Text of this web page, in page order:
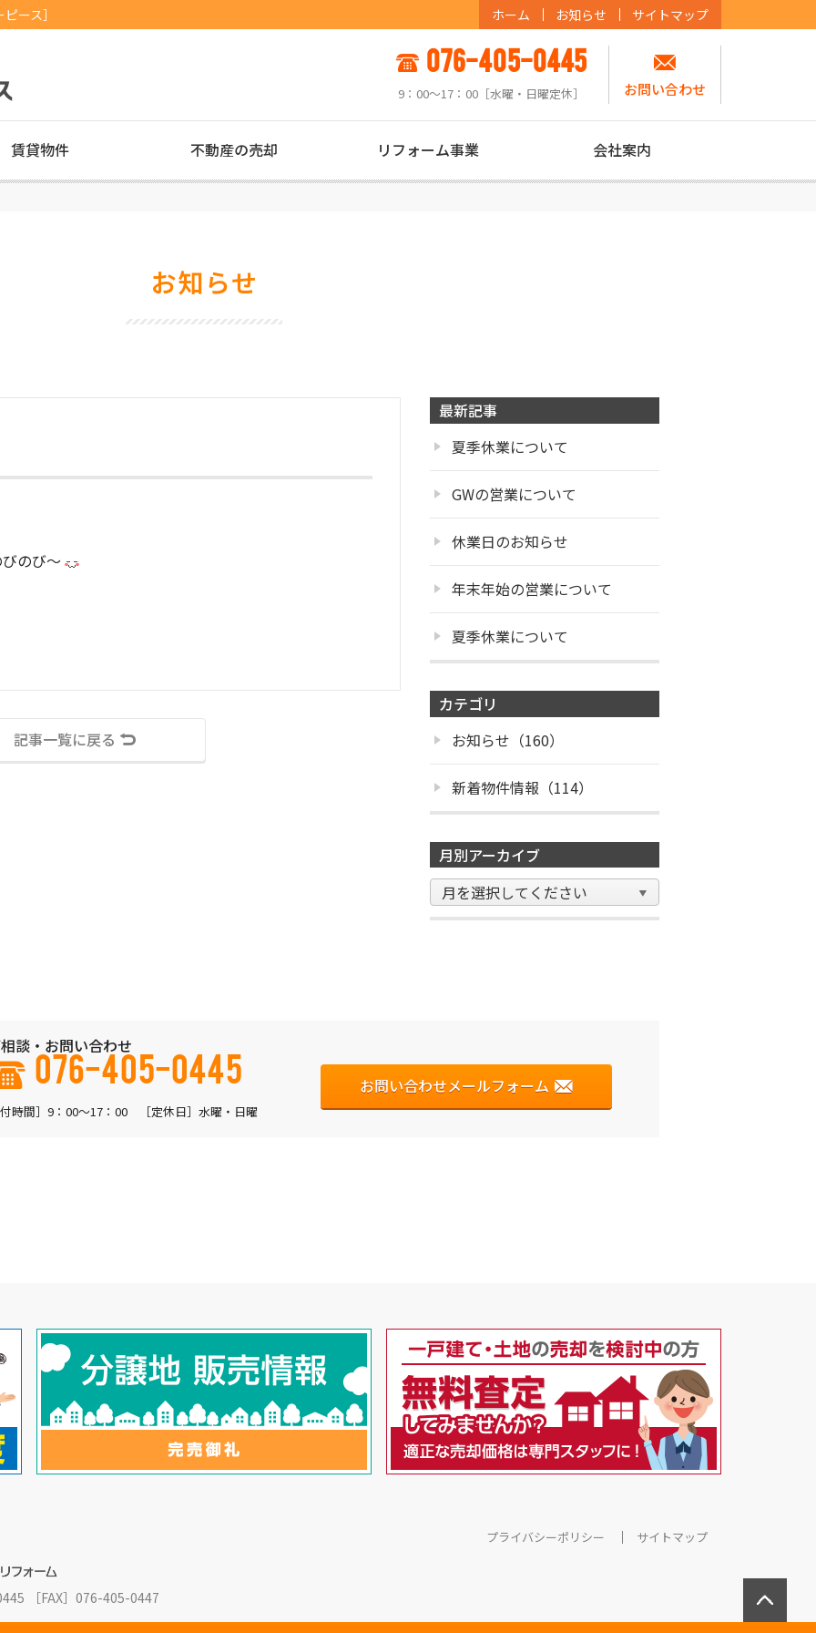
ース］ ホーム お知らせ サイトマップ
076-405-0445
9：00〜17：00［水曜・日曜定休］ お問い合わせ
賃貸物件 不動産の売却 リフォーム事業 会社案内
お知らせ
のび～
記事一覧に戻る
最新記事
夏季休業について
GWの営業について
休業日のお知らせ
年末年始の営業について
夏季休業について
カテゴリ
お知らせ（160）
新着物件情報（114）
月別アーカイブ
談・お問い合わせ
076-405-0445
時間］9：00〜17：00 ［定休日］水曜・日曜
お問い合わせメールフォーム
［FAX］076-405-0447
プライバシーポリシー サイトマップ